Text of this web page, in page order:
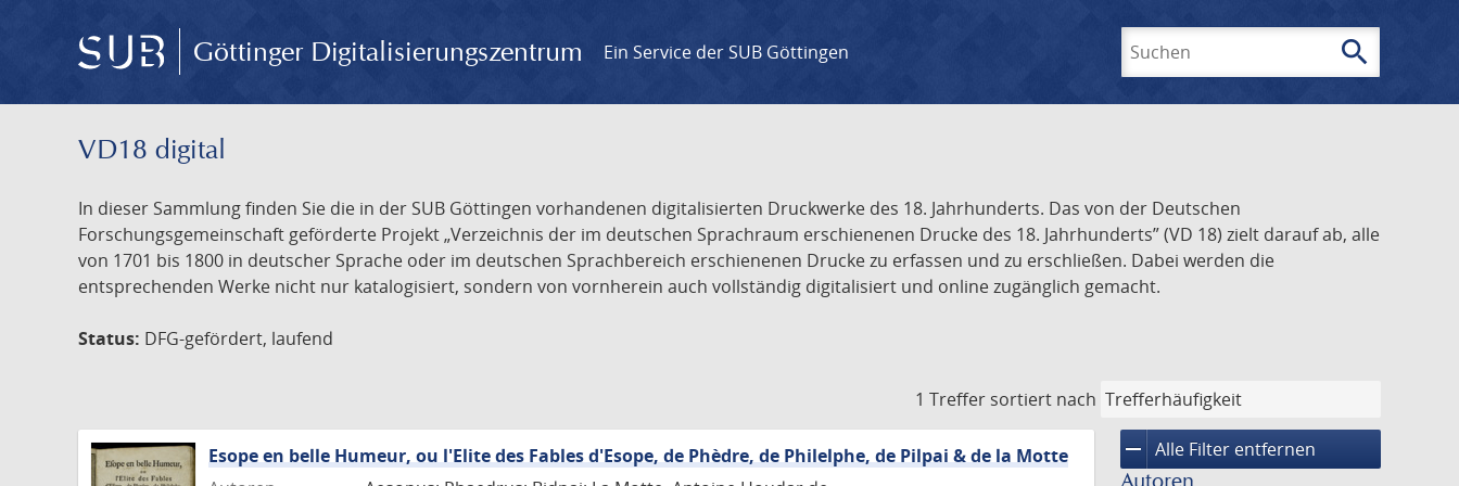
Göttinger Digitalisierungszentrum Ein Service der SUB Göttingen search
VD18 digital
In dieser Sammlung finden Sie die in der SUB Göttingen vorhandenen digitalisierten Druckwerke des 18. Jahrhunderts. Das von der Deutschen
Forschungsgemeinschaft geförderte Projekt „Verzeichnis der im deutschen Sprachraum erschienenen Drucke des 18. Jahrhunderts” (VD 18) zielt darauf ab, alle
von 1701 bis 1800 in deutscher Sprache oder im deutschen Sprachbereich erschienenen Drucke zu erfassen und zu erschließen. Dabei werden die
entsprechenden Werke nicht nur katalogisiert, sondern von vornherein auch vollständig digitalisiert und online zugänglich gemacht.
Status: DFG-gefördert, laufend
1 Treffer sortiert nach
remove Alle Filter entfernen
Esope en belle Humeur, ou l'Elite des Fables d'Esope, de Phèdre, de Philelphe, de Pilpai & de la Motte